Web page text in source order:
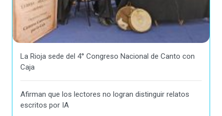
La Rioja sede del 4° Congreso Nacional de Canto con
Caja
Afirman que los lectores no logran distinguir relatos
escritos por IA